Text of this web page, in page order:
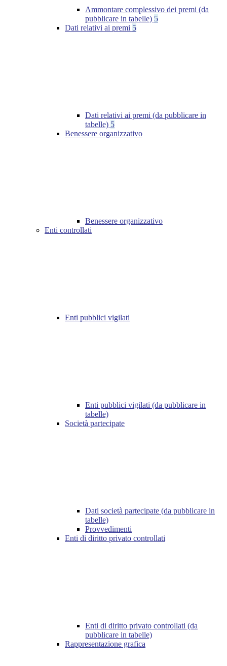
Ammontare complessivo dei premi (da
pubblicare in tabelle) 5
Dati relativi ai premi 5
Dati relativi ai premi (da pubblicare in
tabelle) 5
Benessere organizzativo
Benessere organizzativo
Enti controllati
Enti pubblici vigilati
Enti pubblici vigilati (da pubblicare in
tabelle)
Società partecipate
Dati società partecipate (da pubblicare in
tabelle)
Provvedimenti
Enti di diritto privato controllati
Enti di diritto privato controllati (da
pubblicare in tabelle)
Rappresentazione grafica